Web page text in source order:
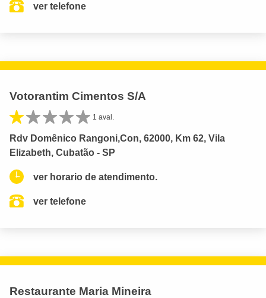
ver telefone
Votorantim Cimentos S/A
1 aval.
Rdv Domênico Rangoni,Con, 62000, Km 62, Vila
Elizabeth, Cubatão - SP
ver horario de atendimento.
ver telefone
Restaurante Maria Mineira